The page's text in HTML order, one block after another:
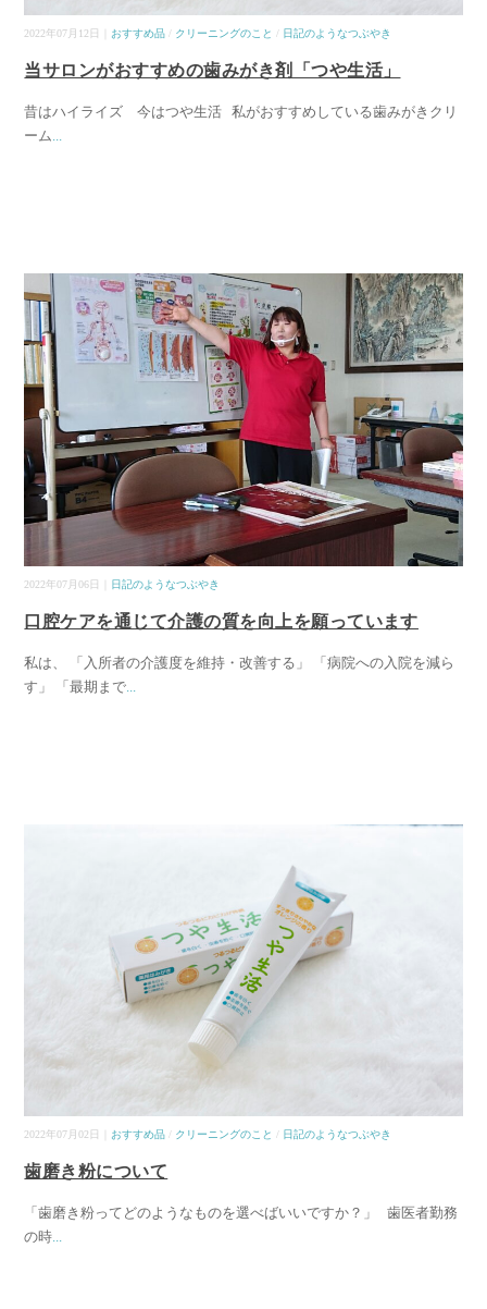
2022年07月12日｜ おすすめ品 / クリーニングのこと / 日記のようなつぶやき
当サロンがおすすめの歯みがき剤「つや生活」
昔はハイライズ 今はつや生活 私がおすすめしている歯みがきクリ
ーム
2022年07月06日｜ 日記のようなつぶやき
口腔ケアを通じて介護の質を向上を願っています
私は、 「入所者の介護度を維持・改善する」 「病院への入院を減ら
す」 「最期まで
2022年07月02日｜おすすめ品 / クリーニングのこと / 日記のようなつぶやき
歯磨き粉について
「歯磨き粉ってどのようなものを選べばいいですか？」 歯医者勤務
の時...